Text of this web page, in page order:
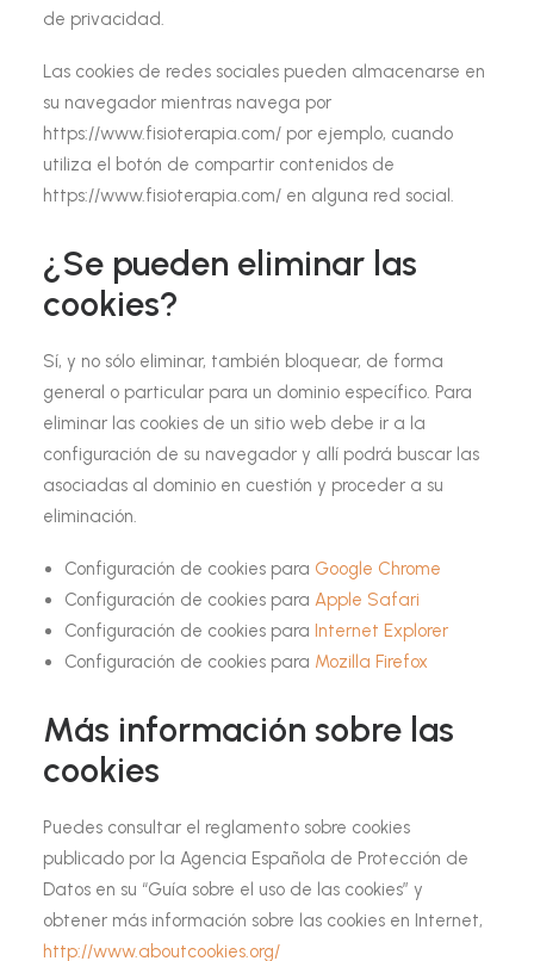
de privacidad.
Las cookies de redes sociales pueden almacenarse en
su navegador mientras navega por
https://www.fisioterapia.com/ por ejemplo, cuando
utiliza el botón de compartir contenidos de
https://www.fisioterapia.com/ en alguna red social.
¿Se pueden eliminar las
cookies?
Sí, y no sólo eliminar, también bloquear, de forma
general o particular para un dominio específico. Para
eliminar las cookies de un sitio web debe ir a la
configuración de su navegador y allí podrá buscar las
asociadas al dominio en cuestión y proceder a su
eliminación.
Configuración de cookies para Google Chrome
Configuración de cookies para Apple Safari
Configuración de cookies para Internet Explorer
Configuración de cookies para Mozilla Firefox
Más información sobre las
cookies
Puedes consultar el reglamento sobre cookies
publicado por la Agencia Española de Protección de
Datos en su “Guía sobre el uso de las cookies” y
obtener más información sobre las cookies en Internet,
http://www.aboutcookies.org/